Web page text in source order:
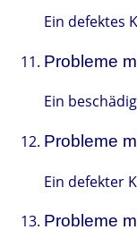
Ein defektes
Probleme
Ein
Probleme
Ein defekter
Probleme